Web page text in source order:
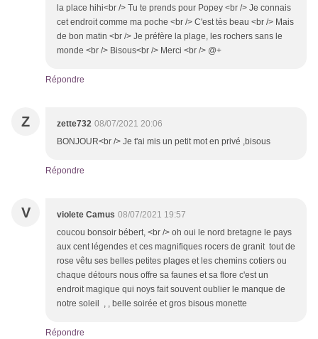
la place hihi<br /> Tu te prends pour Popey <br /> Je connais
cet endroit comme ma poche <br /> C'est tès beau <br /> Mais
de bon matin <br /> Je préfère la plage, les rochers sans le
monde <br /> Bisous<br /> Merci <br /> @+
Répondre
Z zette732 08/07/2021 20:06
BONJOUR<br /> Je t'ai mis un petit mot en privé ,bisous
Répondre
V violete Camus 08/07/2021 19:57
coucou bonsoir bébert, <br /> oh oui le nord bretagne le pays
aux cent légendes et ces magnifiques rocers de granit tout de
rose vêtu ses belles petites plages et les chemins cotiers ou
chaque détours nous offre sa faunes et sa flore c'est un
endroit magique qui noys fait souvent oublier le manque de
notre soleil , , belle soirée et gros bisous monette
Répondre